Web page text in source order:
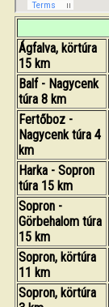
Ágfalva, körtúra
15 km
Balf - Nagycenk
túra 8 km
Fertőboz -
Nagycenk túra 4
km
Harka - Sopron
túra 15 km
Sopron -
Görbehalom túra
15 km
Sopron, körtúra
11 km
Sopron, körtúra